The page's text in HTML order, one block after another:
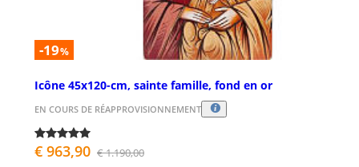
-19%
Icône 45x120-cm, sainte famille, fond en or
EN COURS DE RÉAPPROVISIONNEMENT
€ 963,90 € 1.190,00